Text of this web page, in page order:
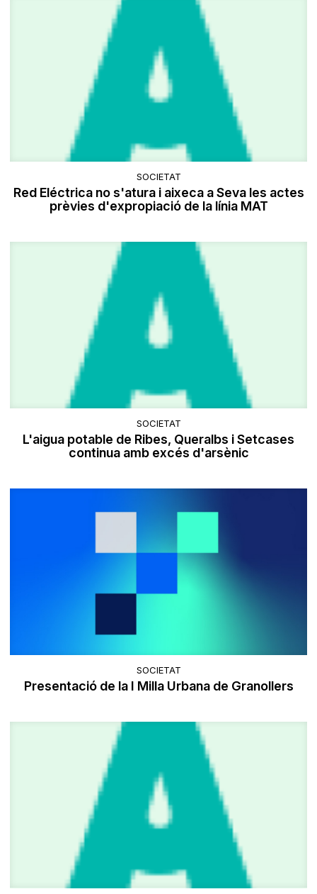
SOCIETAT
Red Eléctrica no s'atura i aixeca a Seva les actes
prèvies d'expropiació de la línia MAT
SOCIETAT
L'aigua potable de Ribes, Queralbs i Setcases
continua amb excés d'arsènic
SOCIETAT
Presentació de la I Milla Urbana de Granollers